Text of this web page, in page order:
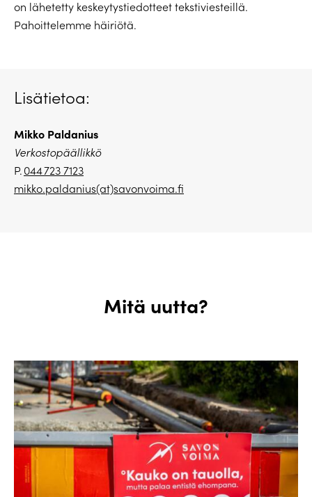
on lähetetty keskeytystiedotteet tekstiviesteillä.
Pahoittelemme häiriötä.
Lisätietoa:
Mikko Paldanius
Verkostopäällikkö
P.044 723 7123
mikko.paldanius(at)savonvoima.fi
Mitä uutta?